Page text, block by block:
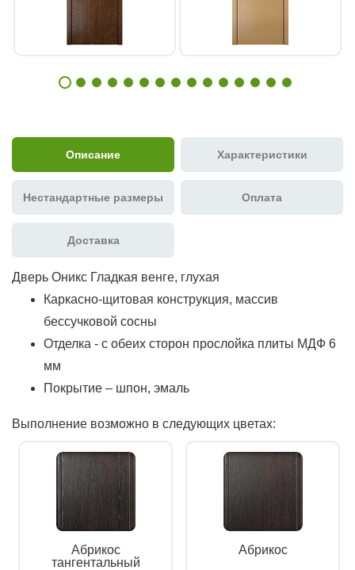
Описание Характеристики
Нестандартные размеры Оплата
Доставка
Дверь Оникс Гладкая венге, глухая
Каркасно-щитовая конструкция, массив
бессучковой сосны
Отделка - с обеих сторон прослойка плиты МДФ 6
мм
Покрытие – шпон, эмаль
Выполнение возможно в следующих цветах:
Абрикос
тангентальный
Абрикос